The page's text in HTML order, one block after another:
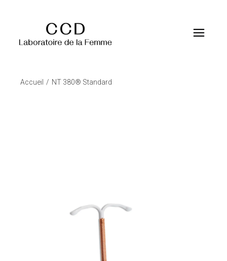
Accueil NT 380® Standard